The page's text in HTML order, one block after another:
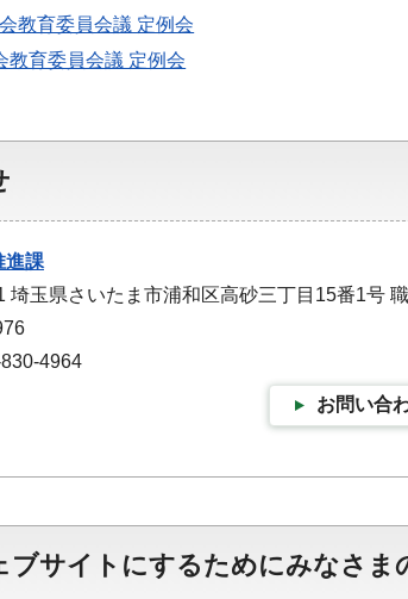
教育委員会議 定例会
教育委員会議 定例会
進課
埼玉県さいたま市浦和区高砂三丁目15番1号
4964
お問い合
ブサイトにするためにみなさま